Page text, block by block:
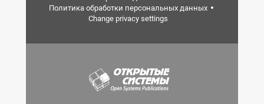
Политика обработки персональных данных
Change privacy settings